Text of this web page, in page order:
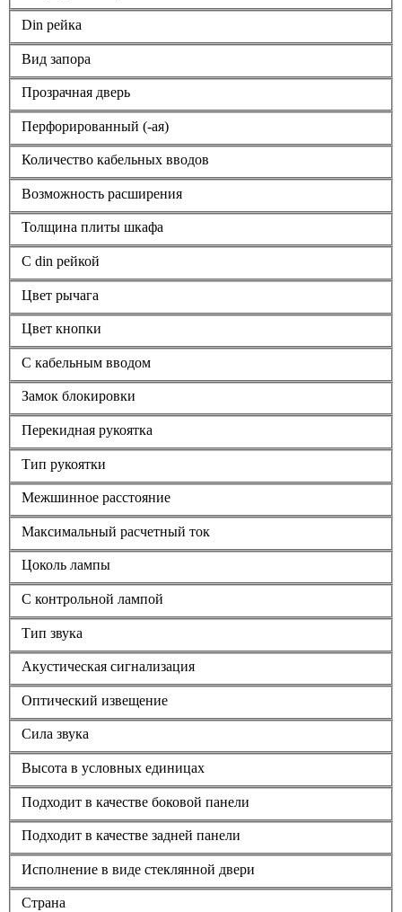
Din рейка
Вид запора
Прозрачная дверь
Перфорированный (-ая)
Количество кабельных вводов
Возможность расширения
Толщина плиты шкафа
С din рейкой
Цвет рычага
Цвет кнопки
С кабельным вводом
Замок блокировки
Перекидная рукоятка
Тип рукоятки
Межшинное расстояние
Максимальный расчетный ток
Цоколь лампы
С контрольной лампой
Тип звука
Акустическая сигнализация
Оптический извещение
Сила звука
Высота в условных единицах
Подходит в качестве боковой панели
Подходит в качестве задней панели
Исполнение в виде стеклянной двери
Страна